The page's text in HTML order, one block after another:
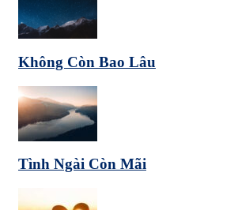
Không Còn Bao Lâu
Tình Ngài Còn Mãi